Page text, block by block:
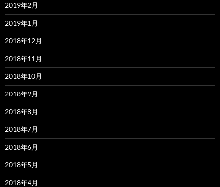
2019年2月
2019年1月
2018年12月
2018年11月
2018年10月
2018年9月
2018年8月
2018年7月
2018年6月
2018年5月
2018年4月